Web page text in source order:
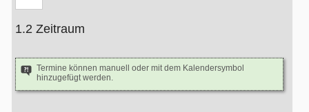
1.2 Zeitraum
Termine können manuell oder mit dem Kalendersymbol
hinzugefügt werden.